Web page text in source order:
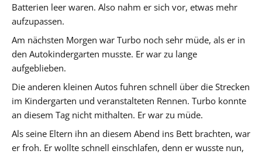
Batterien leer waren. Also nahm er sich vor, etwas mehr
aufzupassen.
Am nächsten Morgen war Turbo noch sehr müde, als er in
den Autokindergarten musste. Er war zu lange
aufgeblieben.
Die anderen kleinen Autos fuhren schnell über die Strecken
im Kindergarten und veranstalteten Rennen. Turbo konnte
an diesem Tag nicht mithalten. Er war zu müde.
Als seine Eltern ihn an diesem Abend ins Bett brachten, war
er froh. Er wollte schnell einschlafen, denn er wusste nun,